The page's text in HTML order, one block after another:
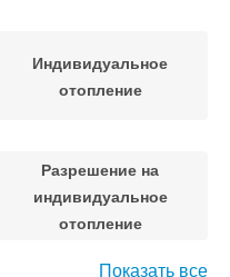
Индивидуальное
отопление
Разрешение на
индивидуальное
отопление
Показать все